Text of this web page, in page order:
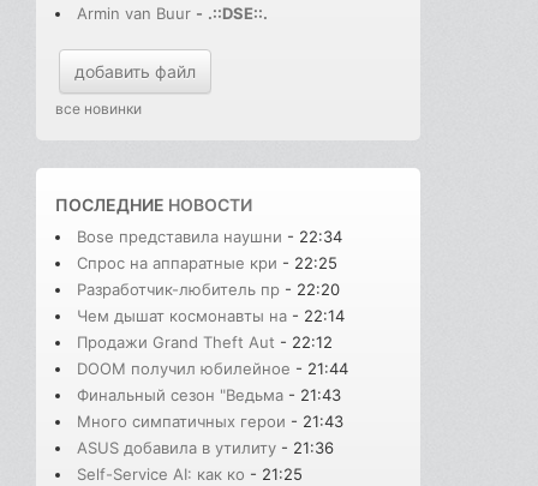
Armin van Buur - .::DSE::.
добавить файл
все новинки
ПОСЛЕДНИЕ НОВОСТИ
Bose представила наушни - 22:34
Спрос на аппаратные кри - 22:25
Разработчик-любитель пр - 22:20
Чем дышат космонавты на - 22:14
Продажи Grand Theft Aut - 22:12
DOOM получил юбилейное - 21:44
Финальный сезон "Ведьма - 21:43
Много симпатичных герои - 21:43
ASUS добавила в утилиту - 21:36
Self-Service AI: как ко - 21:25